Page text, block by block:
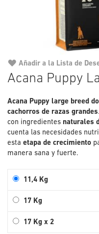
Acana Puppy
Acana Puppy large breed
cachorros de razas grandes
con ingredientes naturales
cuenta las necesidades
esta etapa de crecimiento
manera sana y fuerte.
11,4 Kg
17 Kg
17 Kg x 2
Añadir a la Lista de